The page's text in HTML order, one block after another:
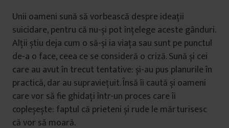
Unii oameni sună să vorbească despre ideații
suicidare, pentru că nu-și pot înțelege aceste gânduri.
Alții știu deja cum o să-și ia viața sau sunt pe punctul
de-a o face, ceea ce se consideră o criză. Sună și cei
care au avut în trecut tentative: și-au pus planurile în
practică, dar au supraviețuit. Însă îi caută și oameni
care vor să fie ghidați într-un proces care îi
copleșește: faptul că prieteni și rude le mărturisesc
că vor să moară.